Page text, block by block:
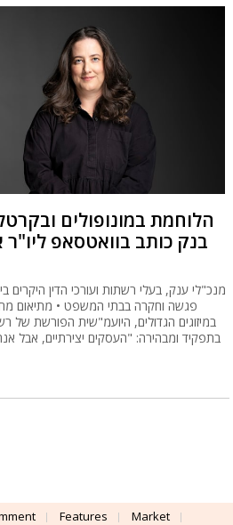
הלוחמת במונופולים
בנק כותב בוואטסאפ
מנכ"לי ענק, בעלי רשתות ועורכי הדין היקרים
פגשה וחקרה בבתי המשפט • מתיאום
במיזוגים הגדולים, היועמ"שית הפורשת
בתפקיד ומבהירה: "העסקים יצירתיים, אבל
Features
Market